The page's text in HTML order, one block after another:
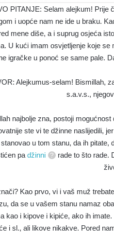
PITANJE: Selam alejkum! Prije
i uopće nam ne ide u braku.
mene diše, a i suprug osjeća
U kući imam osvjetljenje koje
igračke u ponoć se same pale.
Alejkumus-selam! Bismillah,
s.a.v.s.,
najbolje zna, postoji
ste vi te džinne naslijedili,
u tom stanu, da ih pitate,
padžinni
rade to što rade.
Kao prvo, vi i vaš muž
da se u vašem stanu namaz
kao i kipove i kipiće, ako ih
i sl., ali likove nikakve. Pored